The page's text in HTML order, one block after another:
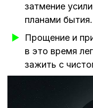
затмение
планами бытия.
Прощение и
в это время
зажить с